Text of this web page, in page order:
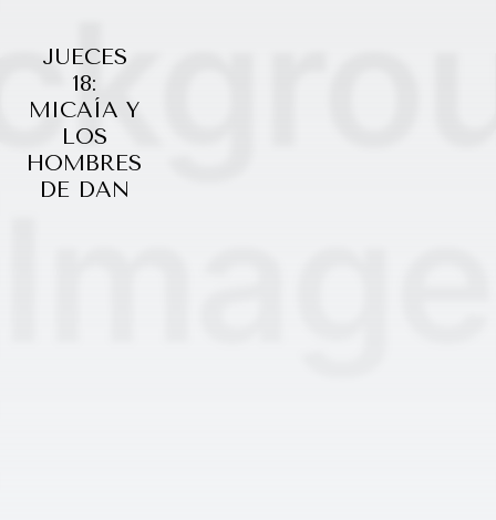
JUECES
18:
MICAÍA Y
LOS
HOMBRES
DE DAN